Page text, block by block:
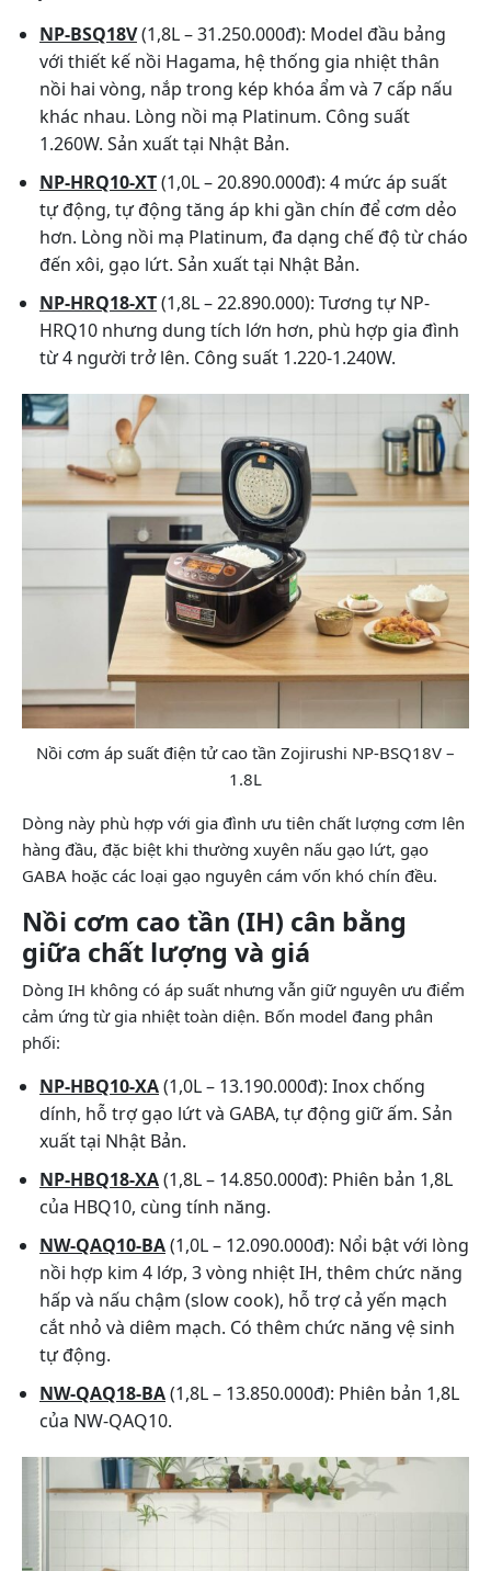
NP-BSQ18V(1,8L – 31.250.000đ): Model đầu bảng
với thiết kế nồi Hagama, hệ thống gia nhiệt thân
nồi hai vòng, nắp trong kép khóa ẩm và 7 cấp nấu
khác nhau. Lòng nồi mạ Platinum. Công suất
1.260W. Sản xuất tại Nhật Bản.
NP-HRQ10-XT(1,0L – 20.890.000đ): 4 mức áp suất
tự động, tự động tăng áp khi gần chín để cơm dẻo
hơn. Lòng nồi mạ Platinum, đa dạng chế độ từ cháo
đến xôi, gạo lứt. Sản xuất tại Nhật Bản.
NP-HRQ18-XT(1,8L – 22.890.000): Tương tự NP-
HRQ10 nhưng dung tích lớn hơn, phù hợp gia đình
từ 4 người trở lên. Công suất 1.220-1.240W.
Nồi cơm áp suất điện tử cao tần Zojirushi NP-BSQ18V –
1.8L
Dòng này phù hợp với gia đình ưu tiên chất lượng cơm lên
hàng đầu, đặc biệt khi thường xuyên nấu gạo lứt, gạo
GABA hoặc các loại gạo nguyên cám vốn khó chín đều.
Nồi cơm cao tần (IH) cân bằng
giữa chất lượng và giá
Dòng IH không có áp suất nhưng vẫn giữ nguyên ưu điểm
cảm ứng từ gia nhiệt toàn diện. Bốn model đang phân
phối:
NP-HBQ10-XA(1,0L – 13.190.000đ): Inox chống
dính, hỗ trợ gạo lứt và GABA, tự động giữ ấm. Sản
xuất tại Nhật Bản.
NP-HBQ18-XA(1,8L – 14.850.000đ): Phiên bản 1,8L
của HBQ10, cùng tính năng.
NW-QAQ10-BA(1,0L – 12.090.000đ): Nổi bật với lòng
nồi hợp kim 4 lớp, 3 vòng nhiệt IH, thêm chức năng
hấp và nấu chậm (slow cook), hỗ trợ cả yến mạch
cắt nhỏ và diêm mạch. Có thêm chức năng vệ sinh
tự động.
NW-QAQ18-BA(1,8L – 13.850.000đ): Phiên bản 1,8L
của NW-QAQ10.